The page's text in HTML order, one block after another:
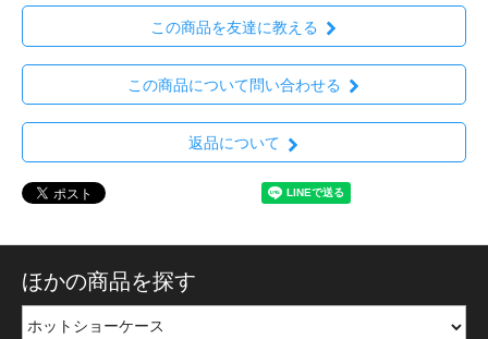
この商品を友達に教える
この商品について問い合わせる
返品について
ほかの商品を探す